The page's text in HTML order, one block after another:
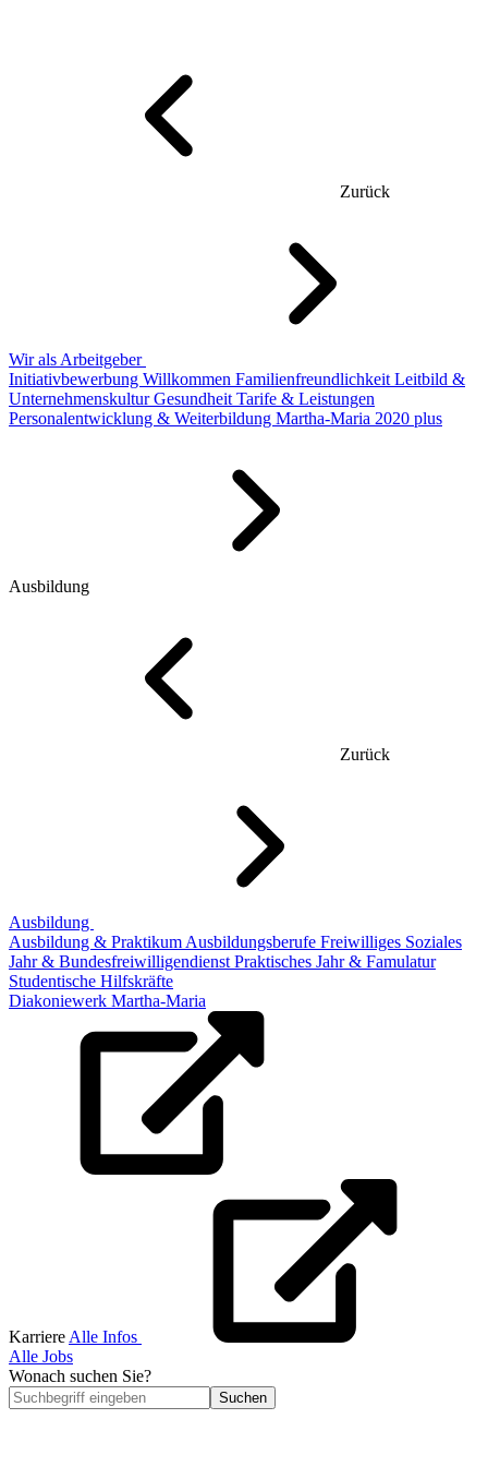
Zurück
Wir als Arbeitgeber
Initiativbewerbung Willkommen Familienfreundlichkeit Leitbild &
UnternehmenskulturGesundheit Tarife & Leistungen
Personalentwicklung & Weiterbildung Martha-Maria 2020 plus
Ausbildung
Zurück
Ausbildung
Ausbildung & Praktikum Ausbildungsberufe Freiwilliges Soziales
Jahr & Bundesfreiwilligendienst Praktisches Jahr & Famulatur
Studentische Hilfskräfte
Diakoniewerk Martha-Maria
Karriere Alle Infos
Alle Jobs
Wonach suchen Sie?
Suchen